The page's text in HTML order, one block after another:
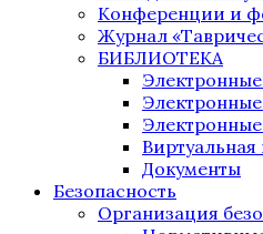
Конференции и
Журнал
БИБЛИОТЕКА
Документы
Безопасность
Организация